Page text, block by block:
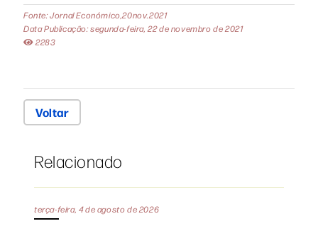
Fonte: Jornal Económico,20nov.2021
Data Publicação: segunda-feira, 22 de novembro de 2021
2283
Voltar
Relacionado
terça-feira, 4 de agosto de 2026